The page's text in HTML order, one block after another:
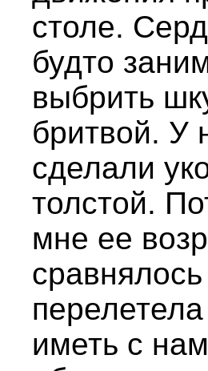
столе.
будто
выбрить
бритвой. У
сделали
толстой.
мне ее
иметь с